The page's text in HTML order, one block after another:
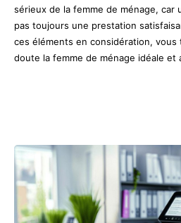
sérieux de la femme de ménage,
pas toujours une prestation
ces éléments en considération, vous
doute la femme de ménage idéale et